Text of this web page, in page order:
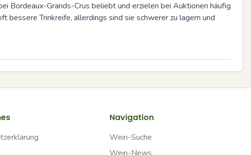
Bordeaux-Grands-Crus beliebt und erzielen bei Auktionen häufig
Trinkreife, allerdings sind sie schwerer zu lagern und
Navigation
Wein-Suche